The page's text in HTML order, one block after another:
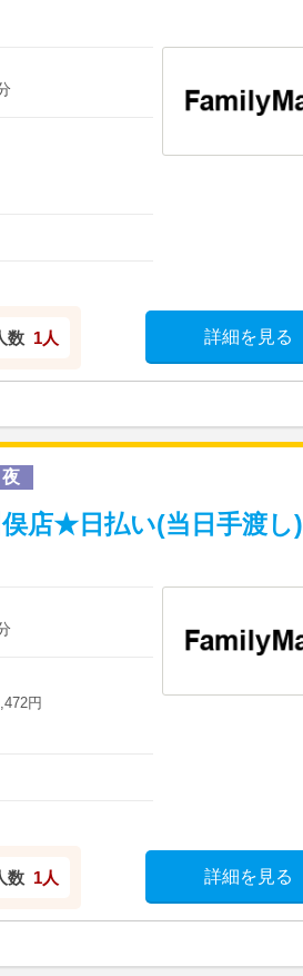
数 1人 詳細を見る
夜
店★日払い(当日手渡し)
円
数 1人 詳細を見る